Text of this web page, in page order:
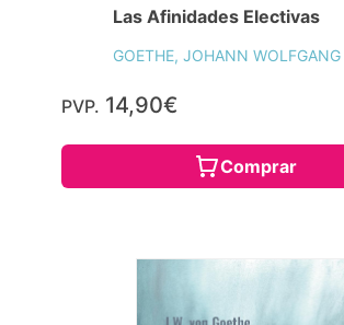
Las Afinidades Electivas
GOETHE, JOHANN
PVP. 14,90€
Comprar